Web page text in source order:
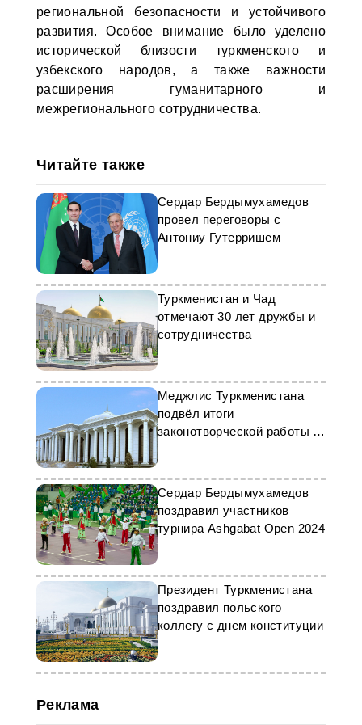
региональной безопасности и устойчивого
развития. Особое внимание было уделено
исторической близости туркменского и
узбекского народов, а также важности
расширения гуманитарного и
межрегионального сотрудничества.
Читайте также
Сердар Бердымухамедов
провел переговоры с
Антониу Гутерришем
Туркменистан и Чад
отмечают 30 лет дружбы и
сотрудничества
Меджлис Туркменистана
подвёл итоги
законотворческой работы за
Сердар Бердымухамедов
поздравил участников
турнира Ashgabat Open 2024
Президент Туркменистана
поздравил польского
коллегу с днем конституции
Реклама